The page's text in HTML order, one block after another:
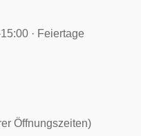
· Feiertage
Öffnungszeiten)